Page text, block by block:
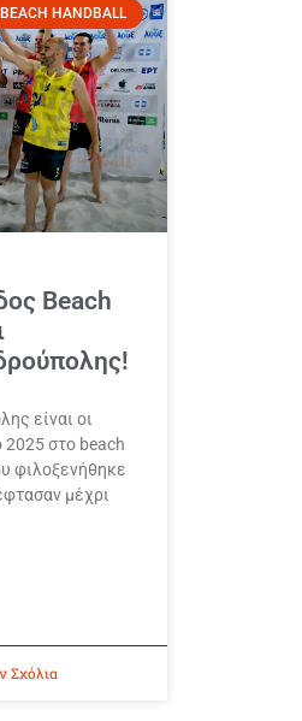
BEACH HANDBALL
Beach
είναι οι
2025 στο beach
φιλοξενήθηκε
μέχρι
Σχόλια